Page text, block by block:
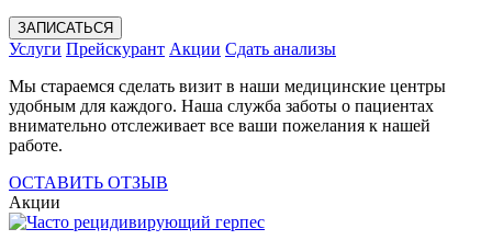
ЗАПИСАТЬСЯ
Услуги Прейскурант Акции Сдать анализы
Мы стараемся сделать визит в наши медицинские центры
удобным для каждого. Наша служба заботы о пациентах
внимательно отслеживает все ваши пожелания к нашей
работе.
ОСТАВИТЬ ОТЗЫВ
Акции